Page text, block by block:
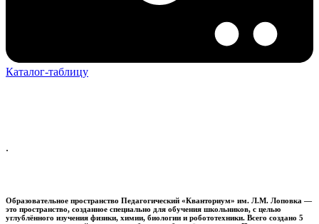
Каталог-таблицу
.
Образовательное пространство Педагогический «Кванториум» им. Л.М. Лоповка —
это пространство, созданное специально для обучения школьников, с целью
углублённого изучения физики, химии, биологии и робототехники. Всего создано 5